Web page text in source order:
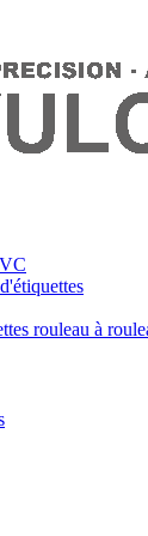
rouleau à